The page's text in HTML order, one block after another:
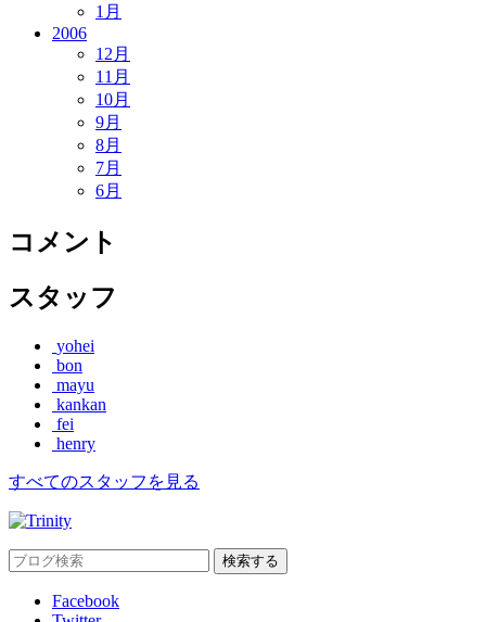
1月
2006
12月
11月
10月
9月
8月
7月
6月
コメント
スタッフ
yohei
bon
mayu
kankan
fei
henry
すべてのスタッフを見る
Facebook